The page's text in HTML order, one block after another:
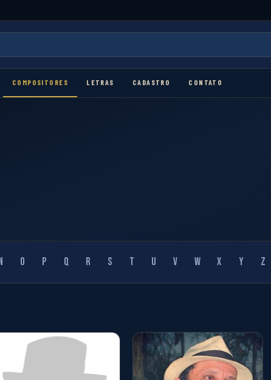
COMPOSITORES LETRAS CADASTRO CONTATO
N O P Q R S T U V W X Y Z